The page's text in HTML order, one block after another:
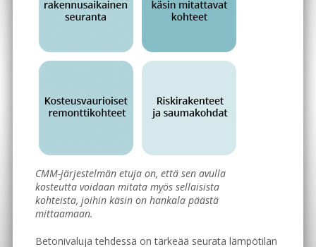
CMM-järjestelmän etuja on, että sen avulla
kosteutta voidaan mitata myös sellaisista
kohteista, joihin käsin on hankala päästä
mittaamaan.
Betonivaluja tehdessä on tärkeää seurata lämpötilan